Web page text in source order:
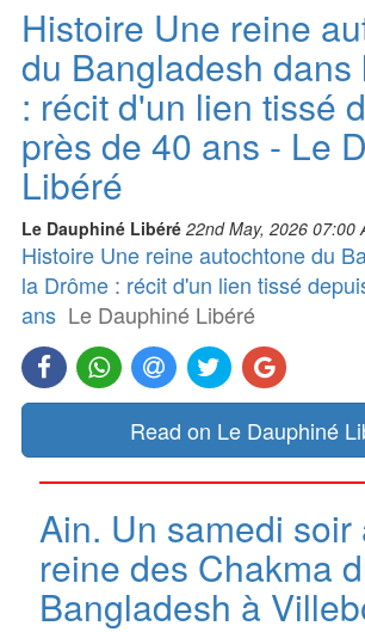
Histoire Une reine
du Bangladesh dans
: récit d'un lien tissé
près de 40 ans - Le
Libéré
Le Dauphiné Libéré 22nd May, 2026 07:00
Histoire Une reine autochtone du
la Drôme : récit d'un lien tissé
ans Le Dauphiné Libéré
Read on Le Dauphiné
Ain. Un samedi soir
reine des Chakma
Bangladesh à